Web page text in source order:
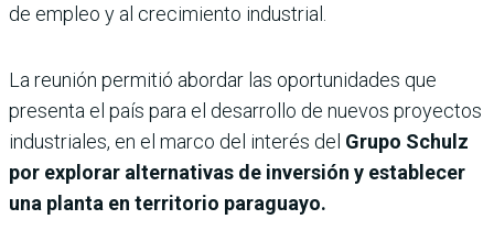
de empleo y al crecimiento industrial.
La reunión permitió abordar las oportunidades que
presenta el país para el desarrollo de nuevos proyectos
industriales, en el marco del interés del Grupo Schulz
por explorar alternativas de inversión y establecer
una planta en territorio paraguayo.